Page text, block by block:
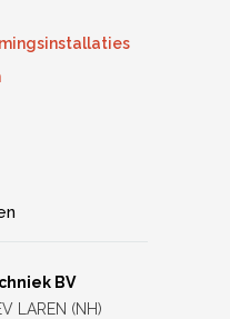
BV
LAREN (NH)